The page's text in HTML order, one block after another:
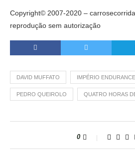
Copyright© 2007-2020 –
reprodução sem autorização
DAVID MUFFATO IMPÉRIO
PEDRO QUEIROLO QUATRO HORAS
0